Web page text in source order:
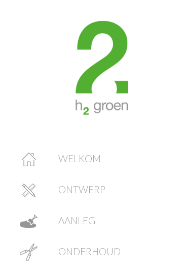
WELKOM
ONTWERP
AANLEG
ONDERHOUD